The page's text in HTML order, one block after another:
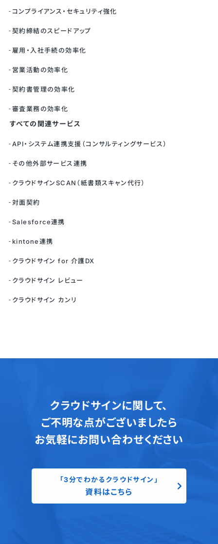
コンプライアンス・セキュリティ強化
契約締結のスピードアップ
雇用・入社手続の効率化
営業活動の効率化
契約書管理の効率化
審査業務の効率化
すべての関連サービス
API・システム連携支援（コンサルティングサービス）
その他外部サービス連携
クラウドサインSCAN（紙書類スキャン代行）
対面契約
Salesforce連携
kintone連携
クラウドサイン for 介護DX
クラウドサイン レビュー
クラウドサイン カンリ
クラウドサインに関して、
ご不明な点がございましたら
お気軽にお問い合わせください
「3分でわかるクラウドサイン」
資料はこちら